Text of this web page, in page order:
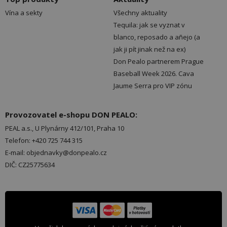
Vína a sekty
Všechny aktuality
Tequila: jak se vyznat v
blanco, reposado a añejo (a
jak ji pít jinak než na ex)
Don Pealo partnerem Prague
Baseball Week 2026. Cava
Jaume Serra pro VIP zónu
Provozovatel e-shopu DON PEALO:
PEAL a.s., U Plynárny 412/101, Praha 10
Telefon: +420 725 744 315
E-mail: objednavky@donpealo.cz
DIČ: CZ25775634